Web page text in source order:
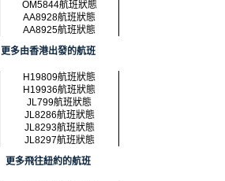
OM5844航班狀態
AA8928航班狀態
AA8925航班狀態
更多由香港出發的航班
H19809航班狀態
H19936航班狀態
JL799航班狀態
JL8286航班狀態
JL8293航班狀態
JL8297航班狀態
更多飛往紐約的航班